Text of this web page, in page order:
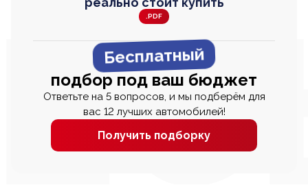
.PDF
Бесплатный
подбор под ваш бюджет
Ответьте на 5 вопросов, и мы подберём для
вас 12 лучших автомобилей!
Получить подборку